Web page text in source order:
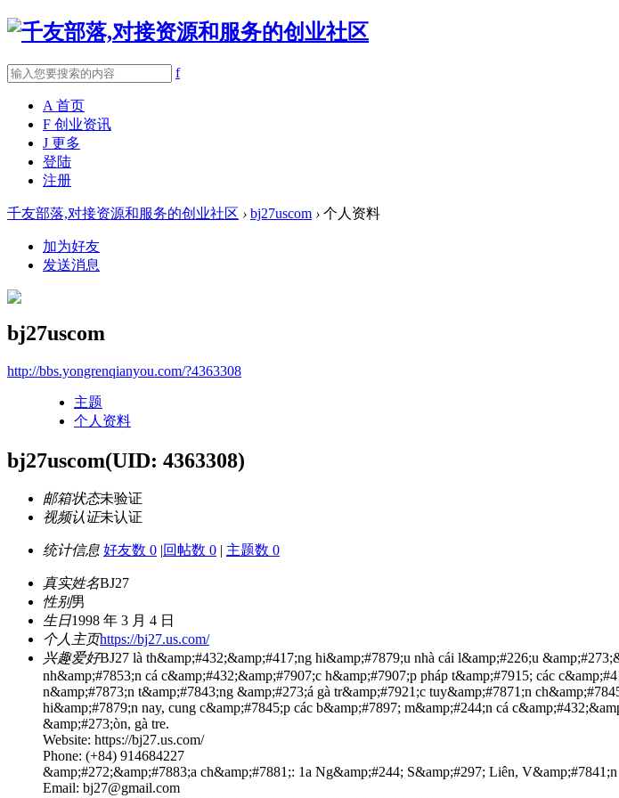
f
A 首页
F 创业资讯
J 更多
登陆
注册
千友部落,对接资源和服务的创业社区 › bj27uscom › 个人资料
加为好友
发送消息
bj27uscom
http://bbs.yongrenqianyou.com/?4363308
主题
个人资料
bj27uscom(UID: 4363308)
邮箱状态未验证
视频认证未认证
统计信息 好友数 0 |回帖数 0 | 主题数 0
真实姓名BJ27
性别男
生日1998 年 3 月 4 日
个人主页https://bj27.us.com/
兴趣爱好BJ27 là th&amp;#432;&amp;#417;ng hi&amp;#7879;u nhà cái l&amp;#226;u
nh&amp;#7853;n cá c&amp;#432;&amp;#7907;c h&amp;#7907;p pháp t&amp;#7915; các
n&amp;#7873;n t&amp;#7843;ng &amp;#273;á gà tr&amp;#7921;c tuy&amp;#7871;n
hi&amp;#7879;n nay, cung c&amp;#7845;p các b&amp;#7897; m&amp;#244;n cá
&amp;#273;òn, gà tre.
Website: https://bj27.us.com/
Phone: (+84) 914684227
&amp;#272;&amp;#7883;a ch&amp;#7881;: 1a Ng&amp;#244; S&amp;#297; Liên,
Email: bj27@gmail.com